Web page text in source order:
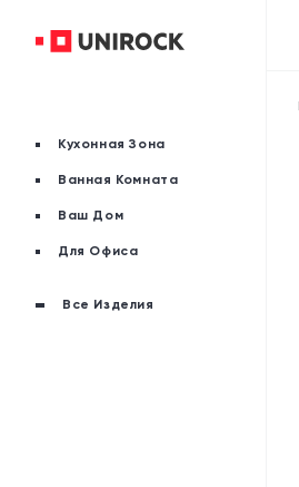
Кухонная Зона
Ванная Комната
Ваш Дом
Для Офиса
Все Изделия